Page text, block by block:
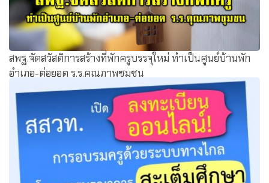
สพฐ.จัดสวัสดิการสร้างที่พักครูบรรจุใหม่ ทำเป็นศูนย์บ้านพัก
อำเภอ-ต่อยอด ร.ร.คุณภาพชุมชน